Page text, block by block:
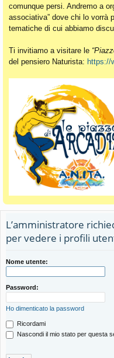
comunque persi. Andremo a
associativa” dove chi lo vorrà
tematiche di cui abbiamo
Ti invitiamo a visitare le
del pensiero Naturista: https://
L’amministratore
per vedere i profili
Nome utente:
Password:
Ho dimenticato la password
Ricordami
Nascondi il mio stato per questa